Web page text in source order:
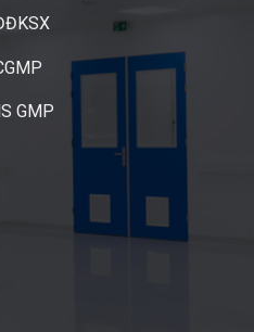
GMP